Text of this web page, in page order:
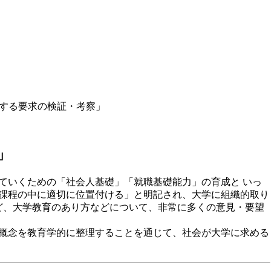
る要求の検証・考察」
くための「社会人基礎」「就職基礎能力」の育成と いっ
の中に適切に位置付ける」と明記され、大学に組織的取り
大学教育のあり方などについて、非常に多くの意見・要望
を教育学的に整理することを通じて、社会が大学に求める